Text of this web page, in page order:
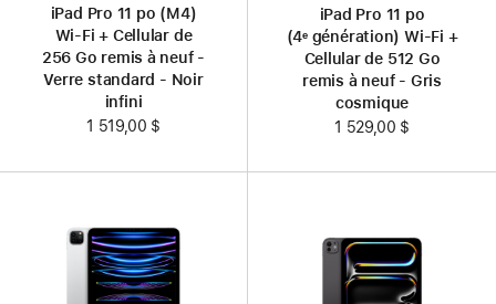
iPad Pro 11 po (M4)
Wi-Fi + Cellular de
256 Go remis à neuf -
Verre standard - Noir
infini
1 519,00 $
iPad Pro 11 po
(4ᵉ génération) Wi‑Fi +
Cellular de 512 Go
remis à neuf - Gris
cosmique
1 529,00 $